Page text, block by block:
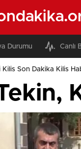
Durumu Canlı
Son Dakika Kilis